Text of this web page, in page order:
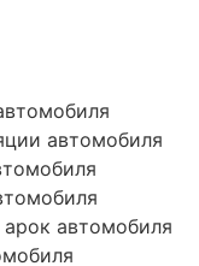
автомобиля
автомобиля